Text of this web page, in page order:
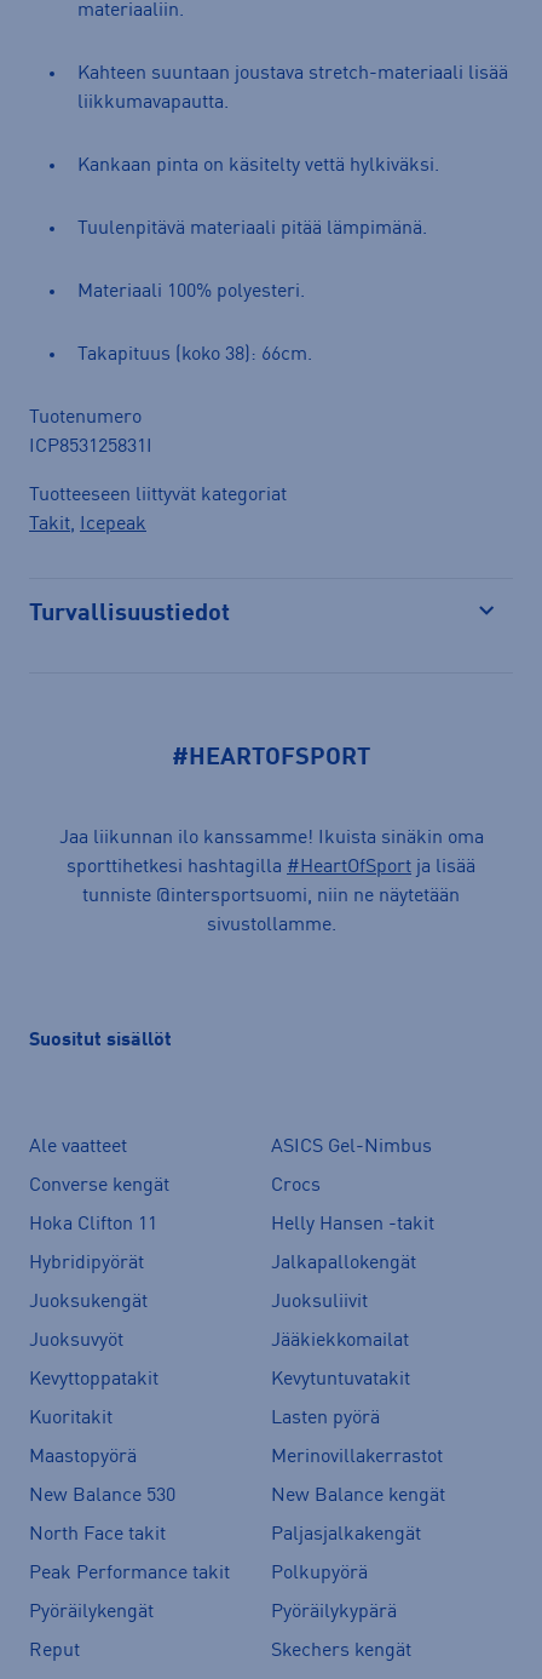
materiaaliin.
Kahteen suuntaan joustava stretch-materiaali lisää
liikkumavapautta.
Kankaan pinta on käsitelty vettä hylkiväksi.
Tuulenpitävä materiaali pitää lämpimänä.
Materiaali 100% polyesteri.
Takapituus (koko 38): 66cm.
Tuotenumero
ICP853125831I
Tuotteeseen liittyvät kategoriat
Takit, Icepeak
Turvallisuustiedot
#HEARTOFSPORT
Jaa liikunnan ilo kanssamme! Ikuista sinäkin oma
sporttihetkesi hashtagilla #HeartOfSport ja lisää
tunniste @intersportsuomi, niin ne näytetään
sivustollamme.
Suositut sisällöt
Ale vaatteet
ASICS Gel-Nimbus
Converse kengät
Crocs
Hoka Clifton 11
Helly Hansen -takit
Hybridipyörät
Jalkapallokengät
Juoksukengät
Juoksuliivit
Juoksuvyöt
Jääkiekkomailat
Kevyttoppatakit
Kevytuntuvatakit
Kuoritakit
Lasten pyörä
Maastopyörä
Merinovillakerrastot
New Balance 530
New Balance kengät
North Face takit
Paljasjalkakengät
Peak Performance takit
Polkupyörä
Pyöräilykengät
Pyöräilykypärä
Reput
Skechers kengät